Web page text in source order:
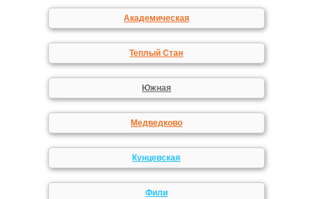
Академическая
Теплый Стан
Южная
Медведково
Кунцевская
Фили